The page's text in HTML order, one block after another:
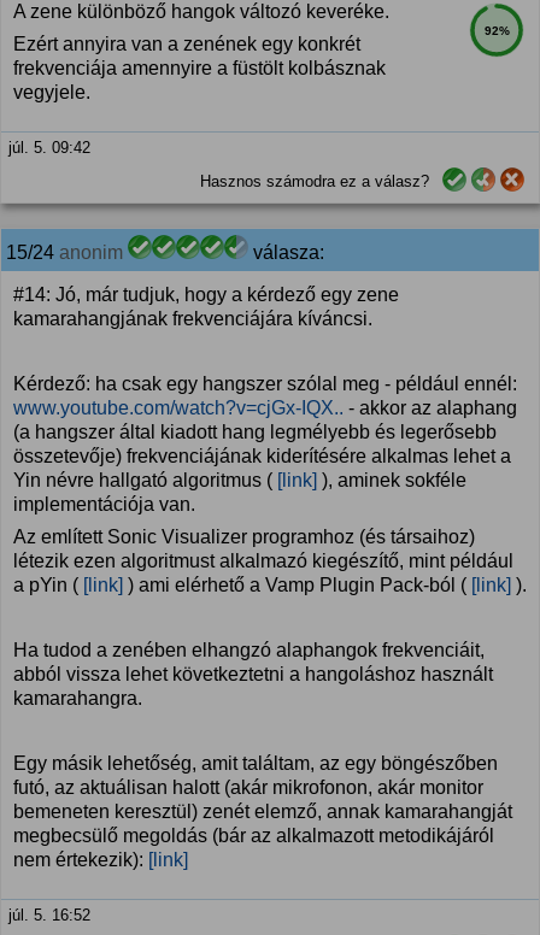
92%
A zene különböző hangok változó keveréke.
Ezért annyira van a zenének egy konkrét
frekvenciája amennyire a füstölt kolbásznak
vegyjele.
júl. 5. 09:42
Hasznos számodra ez a válasz?
15/24 anonim válasza:
#14: Jó, már tudjuk, hogy a kérdező egy zene
kamarahangjának frekvenciájára kíváncsi.
Kérdező: ha csak egy hangszer szólal meg - például ennél:
www.youtube.com/watch?v=cjGx-IQX.. - akkor az alaphang
(a hangszer által kiadott hang legmélyebb és legerősebb
összetevője) frekvenciájának kiderítésére alkalmas lehet a
Yin névre hallgató algoritmus ( [link] ), aminek sokféle
implementációja van.
Az említett Sonic Visualizer programhoz (és társaihoz)
létezik ezen algoritmust alkalmazó kiegészítő, mint például
a pYin ( [link] ) ami elérhető a Vamp Plugin Pack-ból ( [link] ).
Ha tudod a zenében elhangzó alaphangok frekvenciáit,
abból vissza lehet következtetni a hangoláshoz használt
kamarahangra.
Egy másik lehetőség, amit találtam, az egy böngészőben
futó, az aktuálisan halott (akár mikrofonon, akár monitor
bemeneten keresztül) zenét elemző, annak kamarahangját
megbecsülő megoldás (bár az alkalmazott metodikájáról
nem értekezik): [link]
júl. 5. 16:52